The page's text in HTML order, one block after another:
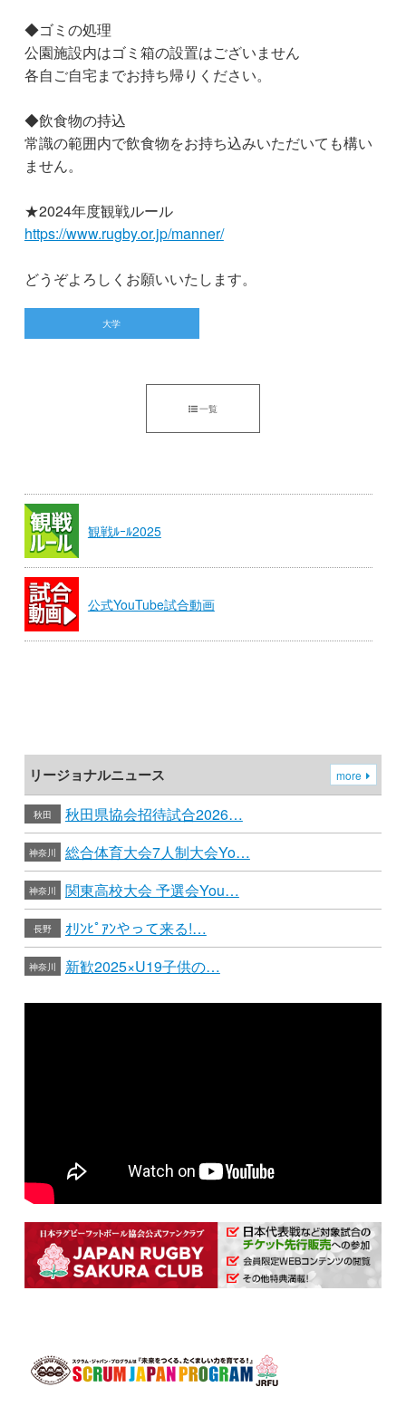
◆ゴミの処理
公園施設内はゴミ箱の設置はございません
各自ご自宅までお持ち帰りください。
◆飲食物の持込
常識の範囲内で飲食物をお持ち込みいただいても構い
ません。
★2024年度観戦ルール
https://www.rugby.or.jp/manner/
どうぞよろしくお願いいたします。
大学
一覧
観戦ﾙｰﾙ2025
公式YouTube試合動画
リージョナルニュース more
秋田 秋田県協会招待試合2026…
神奈川 総合体育大会7人制大会Yo…
神奈川 関東高校大会 予選会You…
長野 ｵﾘﾝﾋﾟｱﾝやって来る!…
神奈川 新歓2025×U19子供の…